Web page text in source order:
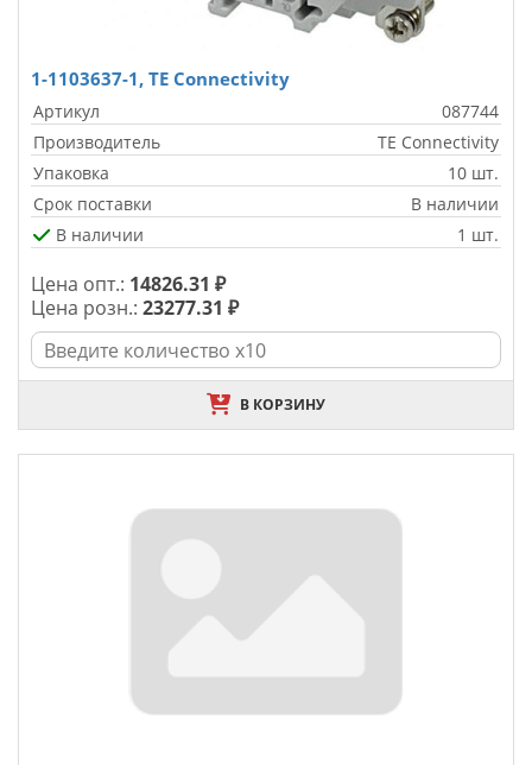
1-1103637-1, TE Connectivity
Артикул
087744
Производитель
TE Connectivity
Упаковка
10 шт.
Срок поставки
В наличии
В наличии
1 шт.
Цена опт.: 14826.31 ₽
Цена розн.: 23277.31 ₽
В КОРЗИНУ